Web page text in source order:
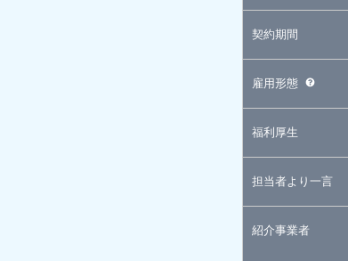
契約期間
雇用形態
福利厚生
担当者より一言
紹介事業者